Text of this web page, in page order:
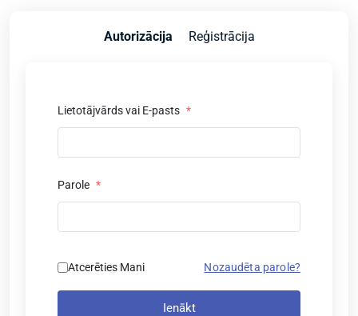
Autorizācija Reģistrācija
Lietotājvārds vai E-pasts *
Parole *
Atcerēties Mani Nozaudēta parole?
Ienākt